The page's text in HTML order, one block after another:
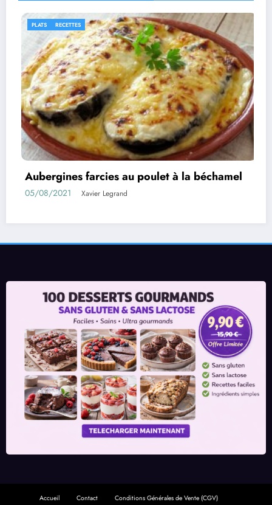
béchamel
IDÉES RECETTES RECETTES
Rouleaux d’aubergines farcies
01/08/2021
Accueil Contact
Conditions Générales de Vente (CGV)